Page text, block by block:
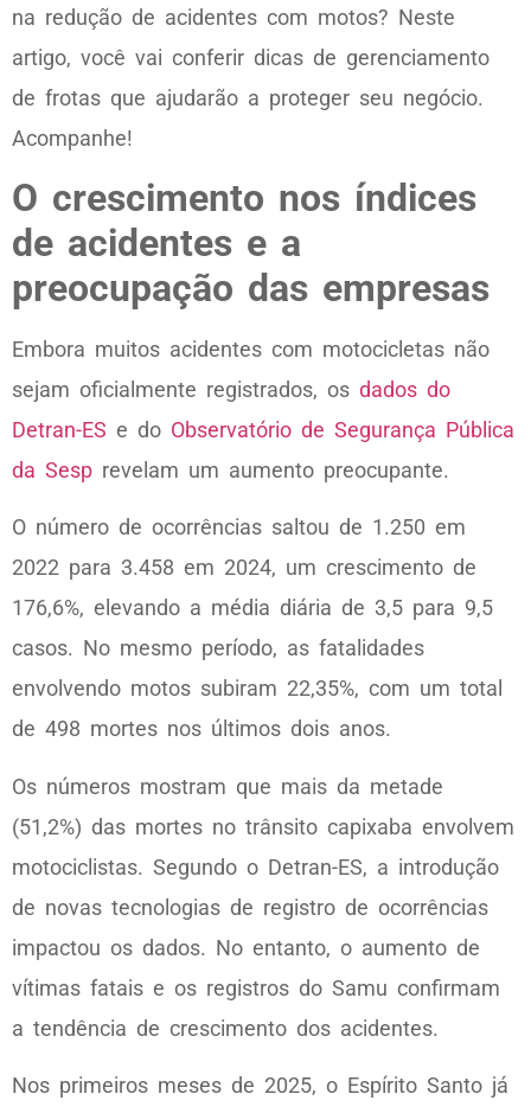
na redução de acidentes com motos? Neste
artigo, você vai conferir dicas de gerenciamento
de frotas que ajudarão a proteger seu negócio.
Acompanhe!
O crescimento nos índices
de acidentes e a
preocupação das empresas
Embora muitos acidentes com motocicletas não
sejam oficialmente registrados, os dados do
Detran-ES e do Observatório de Segurança Pública
da Sesp revelam um aumento preocupante.
O número de ocorrências saltou de 1.250 em
2022 para 3.458 em 2024, um crescimento de
176,6%, elevando a média diária de 3,5 para 9,5
casos. No mesmo período, as fatalidades
envolvendo motos subiram 22,35%, com um total
de 498 mortes nos últimos dois anos.
Os números mostram que mais da metade
(51,2%) das mortes no trânsito capixaba envolvem
motociclistas. Segundo o Detran-ES, a introdução
de novas tecnologias de registro de ocorrências
impactou os dados. No entanto, o aumento de
vítimas fatais e os registros do Samu confirmam
a tendência de crescimento dos acidentes.
Nos primeiros meses de 2025, o Espírito Santo já